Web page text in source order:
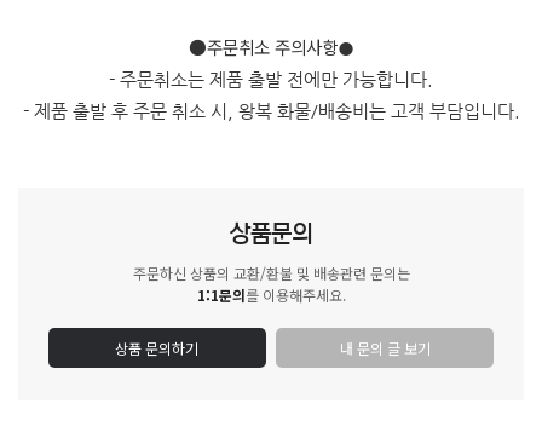
●주문취소 주의사항●
- 주문취소는 제품 출발 전에만 가능합니다.
- 제품 출발 후 주문 취소 시, 왕복 화물/배송비는 고객 부담입니다.
상품문의
주문하신 상품의 교환/환불 및 배송관련 문의는
1:1문의를 이용해주세요.
상품 문의하기 내 문의 글 보기